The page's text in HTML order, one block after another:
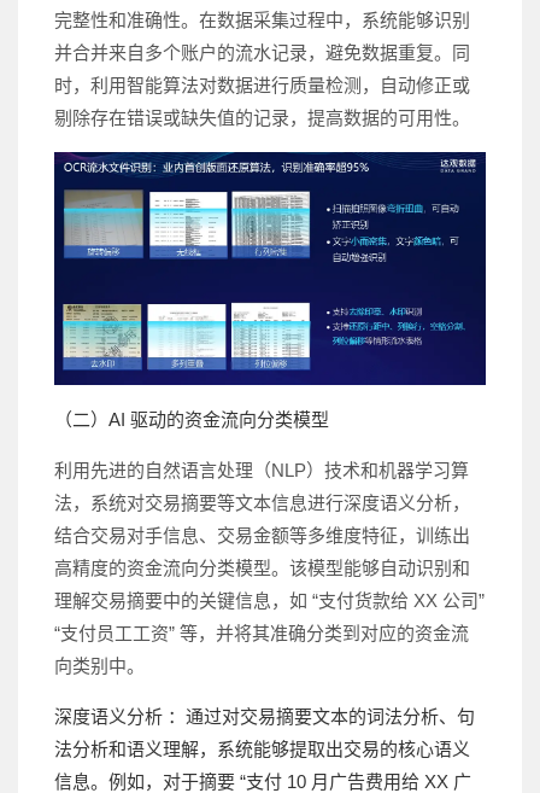
完整性和准确性。在数据采集过程中，系统能够识别
并合并来自多个账户的流水记录，避免数据重复。同
时，利用智能算法对数据进行质量检测，自动修正或
剔除存在错误或缺失值的记录，提高数据的可用性。
（二）AI 驱动的资金流向分类模型
利用先进的自然语言处理（NLP）技术和机器学习算
法，系统对交易摘要等文本信息进行深度语义分析，
结合交易对手信息、交易金额等多维度特征，训练出
高精度的资金流向分类模型。该模型能够自动识别和
理解交易摘要中的关键信息，如 “支付货款给 XX 公司”
“支付员工工资” 等，并将其准确分类到对应的资金流
向类别中。
深度语义分析 ：通过对交易摘要文本的词法分析、句
法分析和语义理解，系统能够提取出交易的核心语义
信息。例如，对于摘要 “支付 10 月广告费用给 XX 广